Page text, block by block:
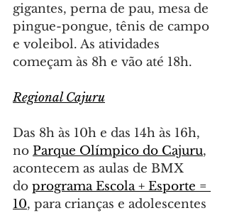
gigantes, perna de pau, mesa de
pingue-pongue, tênis de campo
e voleibol. As atividades
começam às 8h e vão até 18h.
Regional Cajuru
Das 8h às 10h e das 14h às 16h,
no Parque Olímpico do Cajuru,
acontecem as aulas de BMX
do programa Escola + Esporte =
10, para crianças e adolescentes